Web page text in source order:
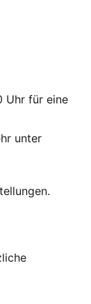
Uhr für eine
unter